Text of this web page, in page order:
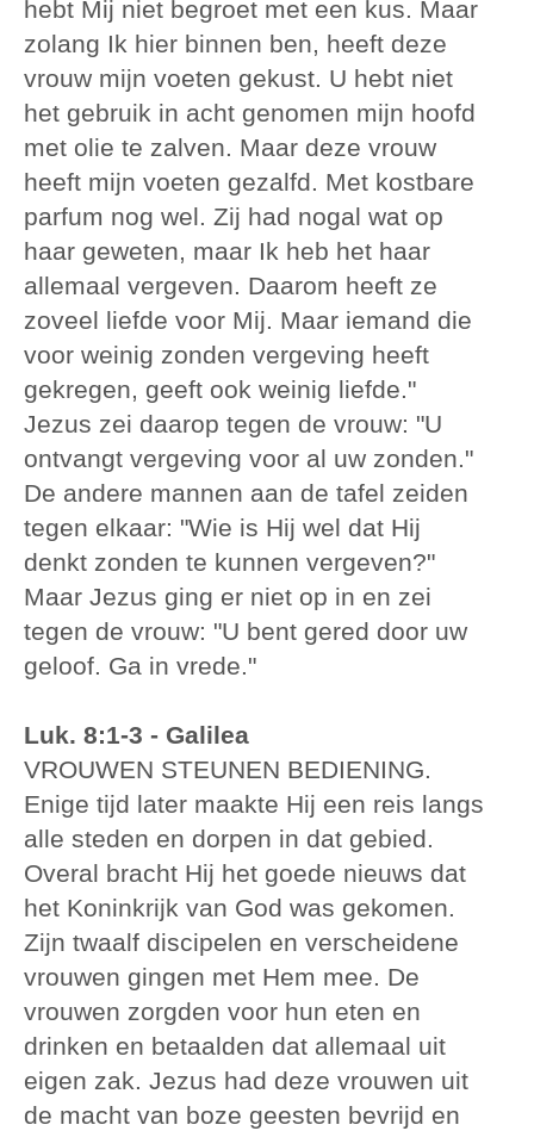
hebt Mij niet begroet met een kus. Maar
zolang Ik hier binnen ben, heeft deze
vrouw mijn voeten gekust. U hebt niet
het gebruik in acht genomen mijn hoofd
met olie te zalven. Maar deze vrouw
heeft mijn voeten gezalfd. Met kostbare
parfum nog wel. Zij had nogal wat op
haar geweten, maar Ik heb het haar
allemaal vergeven. Daarom heeft ze
zoveel liefde voor Mij. Maar iemand die
voor weinig zonden vergeving heeft
gekregen, geeft ook weinig liefde."
Jezus zei daarop tegen de vrouw: "U
ontvangt vergeving voor al uw zonden."
De andere mannen aan de tafel zeiden
tegen elkaar: "Wie is Hij wel dat Hij
denkt zonden te kunnen vergeven?"
Maar Jezus ging er niet op in en zei
tegen de vrouw: "U bent gered door uw
geloof. Ga in vrede."
Luk. 8:1-3 - Galilea
VROUWEN STEUNEN BEDIENING.
Enige tijd later maakte Hij een reis langs
alle steden en dorpen in dat gebied.
Overal bracht Hij het goede nieuws dat
het Koninkrijk van God was gekomen.
Zijn twaalf discipelen en verscheidene
vrouwen gingen met Hem mee. De
vrouwen zorgden voor hun eten en
drinken en betaalden dat allemaal uit
eigen zak. Jezus had deze vrouwen uit
de macht van boze geesten bevrijd en